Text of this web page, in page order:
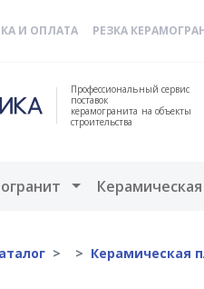
И ОПЛАТА РЕЗКА
Профессиональный сервис
поставок
керамогранита на объекты
строительства
Открыть меню
Керамическая